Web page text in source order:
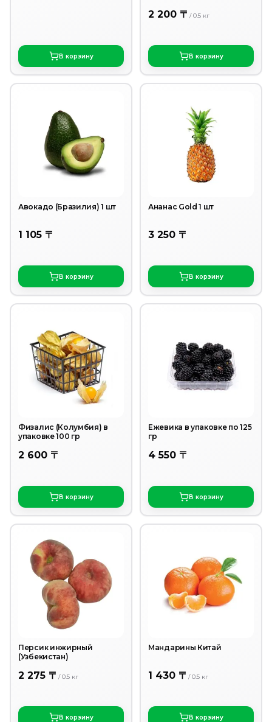
В корзину
2 200 〒 /0.5 кг
В корзину
Авокадо (Бразилия) 1 шт
1 105 〒
В корзину
Ананас Gold 1 шт
3 250 〒
В корзину
Физалис (Колумбия) в
упаковке 100 гр
2 600 〒
В корзину
Ежевика в упаковке по 125
гр
4 550 〒
В корзину
Персик инжирный
(Узбекистан)
2 275 〒 /0.5 кг
В корзину
Мандарины Китай
1 430 〒 /0.5 кг
В корзину